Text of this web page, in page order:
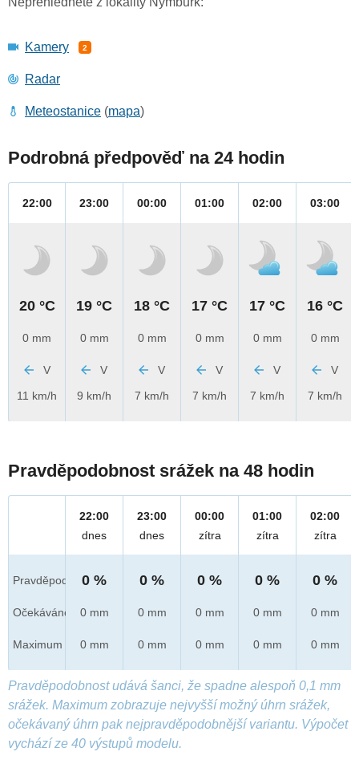
Kamery 2
Radar
Meteostanice (mapa)
Podrobná předpověď na 24 hodin
22:00
20 °C
0 mm
V
11 km/h
23:00
19 °C
0 mm
V
9 km/h
00:00
18 °C
0 mm
V
7 km/h
01:00
17 °C
0 mm
V
7 km/h
02:00
17 °C
0 mm
V
7 km/h
03:00
16 °C
0 mm
V
7 km/h
Pravděpodobnost srážek na 48 hodin
Pravděpod.
Očekáváno
Maximum
22:00
dnes
0 %
0 mm
0 mm
23:00
dnes
0 %
0 mm
0 mm
00:00
zítra
0 %
0 mm
0 mm
01:00
zítra
0 %
0 mm
0 mm
02:00
zítra
0 %
0 mm
0 mm
Pravděpodobnost udává šanci, že spadne alespoň 0,1 mm
srážek. Maximum zobrazuje nejvyšší možný úhrn srážek,
očekávaný úhrn pak nejpravděpodobnější variantu. Výpočet
vychází ze 40 výstupů modelu.